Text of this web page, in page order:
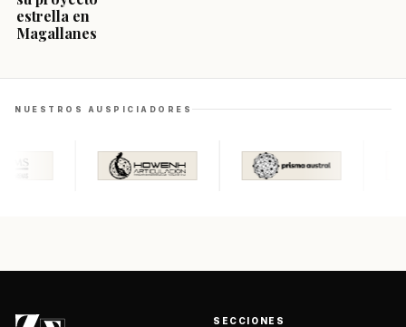
estrella en
Magallanes
NUESTROS AUSPICIADORES
SECCIONES